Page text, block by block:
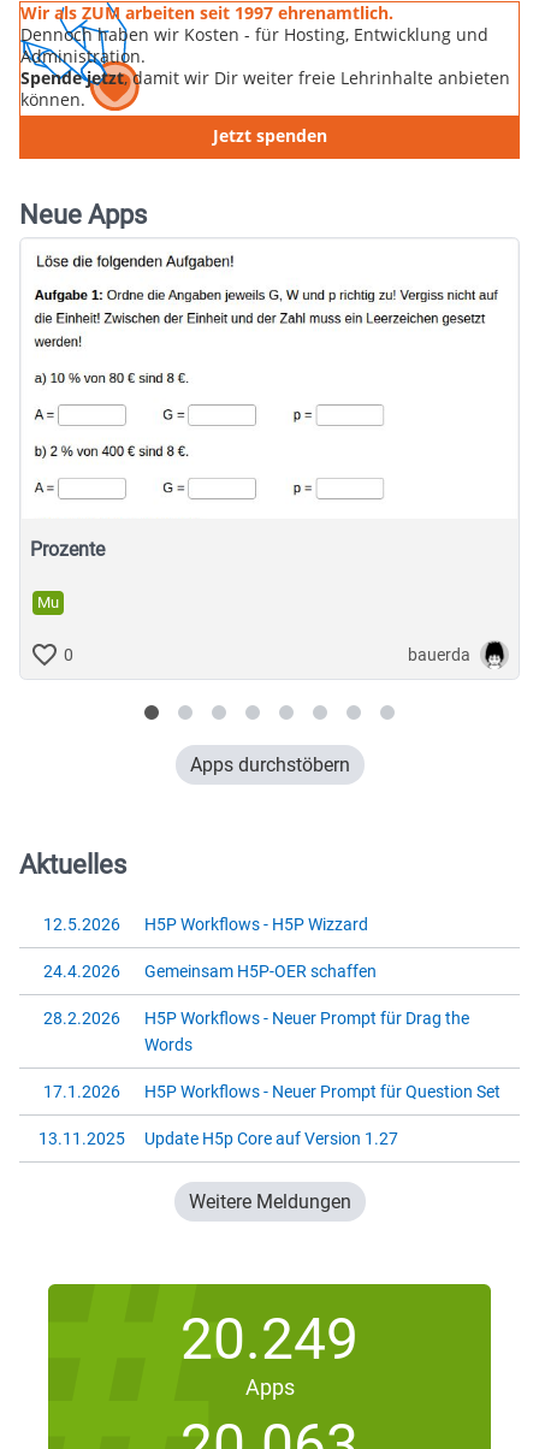
Wir als ZUM arbeiten seit 1997 ehrenamtlich.
Dennoch haben wir Kosten - für Hosting, Entwicklung und
Administration.
Spende jetzt, damit wir Dir weiter freie Lehrinhalte anbieten
können.
Jetzt spenden
Neue Apps
Prozente
Mu
0 bauerda
Apps durchstöbern
Aktuelles
12.5.2026 H5P Workflows - H5P Wizzard
24.4.2026 Gemeinsam H5P-OER schaffen
28.2.2026
H5P Workflows - Neuer Prompt für Drag the
Words
17.1.2026 H5P Workflows - Neuer Prompt für Question Set
13.11.2025 Update H5p Core auf Version 1.27
Weitere Meldungen
20.249
Apps